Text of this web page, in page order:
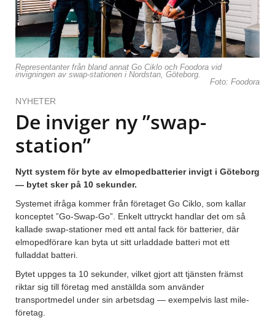
Representanter från bland annat Go Ciklo och Foodora vid
invigningen av swap-stationen i Nordstan, Göteborg.
Foto: Foodora
NYHETER
De inviger ny ”swap-
station”
Nytt system för byte av elmopedbatterier invigt i Göteborg
— bytet sker på 10 sekunder.
Systemet ifråga kommer från företaget Go Ciklo, som kallar
konceptet ”Go-Swap-Go”. Enkelt uttryckt handlar det om så
kallade swap-stationer med ett antal fack för batterier, där
elmopedförare kan byta ut sitt urladdade batteri mot ett
fulladdat batteri.
Bytet uppges ta 10 sekunder, vilket gjort att tjänsten främst
riktar sig till företag med anställda som använder
transportmedel under sin arbetsdag — exempelvis last mile-
företag.